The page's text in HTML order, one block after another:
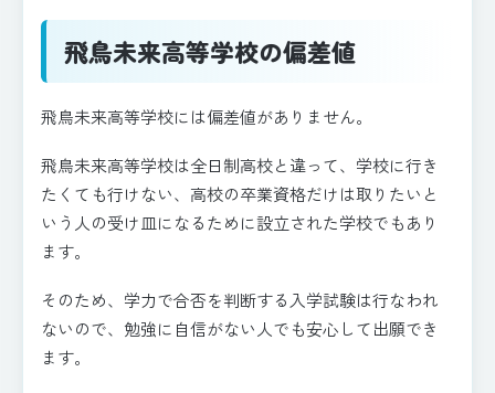
飛鳥未来高等学校の偏差値
飛鳥未来高等学校には偏差値がありません。
飛鳥未来高等学校は全日制高校と違って、学校に行き
たくても行けない、高校の卒業資格だけは取りたいと
いう人の受け皿になるために設立された学校でもあり
ます。
そのため、学力で合否を判断する入学試験は行なわれ
ないので、勉強に自信がない人でも安心して出願でき
ます。